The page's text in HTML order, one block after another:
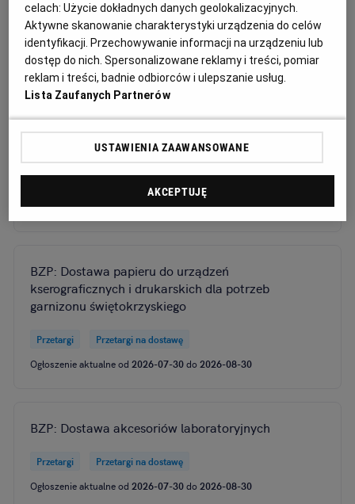
Przetargi
Przetargi na roboty budowlane
Ogłoszenie aktualne od2026-07-30 do2026-08-30
BZP: Poprawa efektywności energetycznej budynku
Izby Administracji Skarbowej w Kielcach będącego
siedzibą Urzędu Skarbowego w Sandomierzu przy
ul. Żydowskiej 1 - II postępowanie
Ogłoszenie aktualne od2026-07-30do2026-08-30
BZP: Dostawa papieru do urządzeń
kserograficznych i drukarskich dla potrzeb
garnizonu świętokrzyskiego
Przetargi
Przetargi na dostawę
Ogłoszenie aktualne od 2026-07-30do 2026-08-30
BZP: Dostawa akcesoriów laboratoryjnych
Przetargi
Przetargi na dostawę
Ogłoszenie aktualne od 2026-07-30do 2026-08-30
celach:Użycie dokładnych danych geolokalizacyjnych.
Aktywne skanowanie charakterystyki urządzenia do celów
identyfikacji. Przechowywanie informacji na urządzeniu lub
dostęp do nich. Spersonalizowane reklamy i treści, pomiar
reklam i treści, badnie odbiorców i ulepszanie usług.
Lista Zaufanych Partnerów
USTAWIENIA ZAAWANSOWANE
AKCEPTUJĘ